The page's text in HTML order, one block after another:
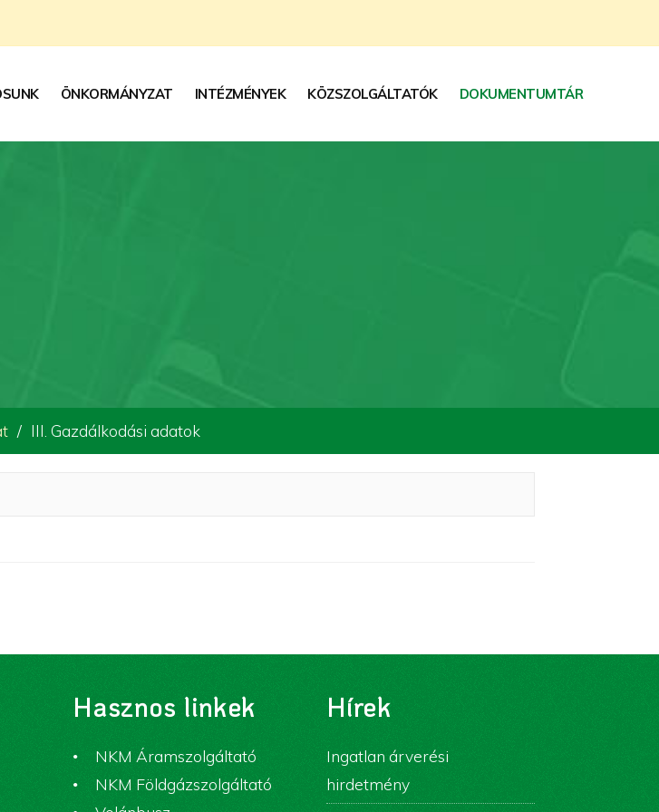
ÖNKORMÁNYZAT INTÉZMÉNYEK KÖZSZOLGÁLTATÓK DOKUMENTUMTÁR
III. Gazdálkodási adatok
Hasznos linkek
NKM Áramszolgáltató
NKM Földgázszolgáltató
Hírek
Ingatlan árverési
hirdetmény